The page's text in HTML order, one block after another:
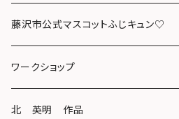
マグカップ
スマホケース
キーホルダー
藤沢市公式マスコットふじキュン♡
クリアファイル
ボールペン
ワークショップ
海レジンアートボード
北 英明 作品